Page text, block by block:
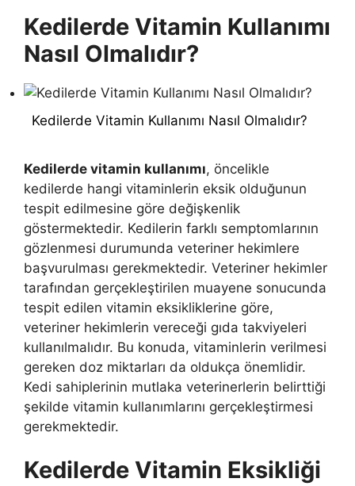
Kedilerde Vitamin Kullanımı
Nasıl Olmalıdır?
Kedilerde Vitamin Kullanımı Nasıl Olmalıdır?
Kedilerde vitamin kullanımı, öncelikle
kedilerde hangi vitaminlerin eksik olduğunun
tespit edilmesine göre değişkenlik
göstermektedir. Kedilerin farklı semptomlarının
gözlenmesi durumunda veteriner hekimlere
başvurulması gerekmektedir. Veteriner hekimler
tarafından gerçekleştirilen muayene sonucunda
tespit edilen vitamin eksikliklerine göre,
veteriner hekimlerin vereceği gıda takviyeleri
kullanılmalıdır. Bu konuda, vitaminlerin verilmesi
gereken doz miktarları da oldukça önemlidir.
Kedi sahiplerinin mutlaka veterinerlerin belirttiği
şekilde vitamin kullanımlarını gerçekleştirmesi
gerekmektedir.
Kedilerde Vitamin Eksikliği